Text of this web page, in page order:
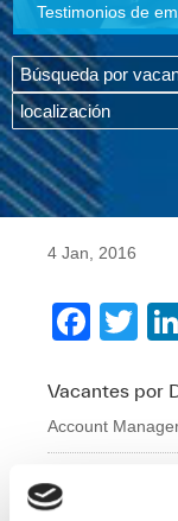
Testimonios de
4 Jan, 2016
F
c
e
T
tt
er
Vacantes por
Account
Administración y